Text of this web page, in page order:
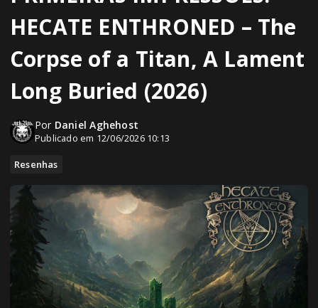
HECATE ENTHRONED – The
Corpse of a Titan, A Lament
Long Buried (2026)
Por Daniel Aghehost
Publicado em 12/06/2026 10:13
Resenhas